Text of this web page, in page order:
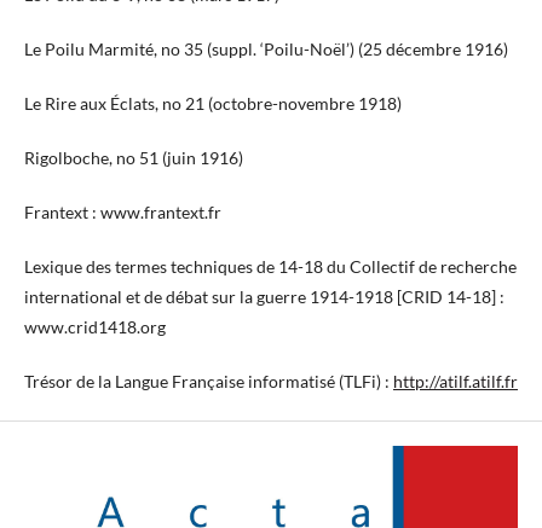
Le Poilu Marmité, no 35 (suppl. ‘Poilu-Noël’) (25 décembre 1916)
Le Rire aux Éclats, no 21 (octobre-novembre 1918)
Rigolboche, no 51 (juin 1916)
Frantext : www.frantext.fr
Lexique des termes techniques de 14-18 du Collectif de recherche
international et de débat sur la guerre 1914-1918 [CRID 14-18] :
www.crid1418.org
Trésor de la Langue Française informatisé (TLFi) : http://atilf.atilf.fr